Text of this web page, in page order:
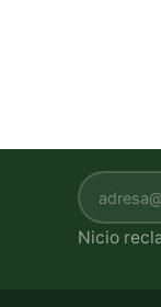
Nicio